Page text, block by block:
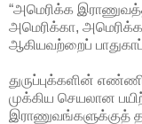
“அமெரிக்க
அமெரிக்கா,
ஆகியவற்றைப்
துருப்புக்களின்
முக்கிய செயலான
இராணுவங்களுக்குத்